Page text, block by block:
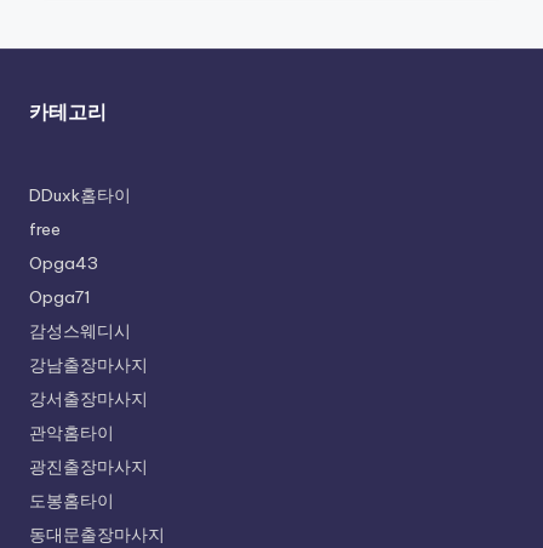
카테고리
DDuxk홈타이
free
Opga43
Opga71
감성스웨디시
강남출장마사지
강서출장마사지
관악홈타이
광진출장마사지
도봉홈타이
동대문출장마사지